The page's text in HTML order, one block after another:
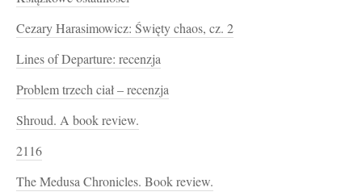
Cezary Harasimowicz: Święty chaos, cz. 2
Lines of Departure: recenzja
Problem trzech ciał – recenzja
Shroud. A book review.
2116
The Medusa Chronicles. Book review.